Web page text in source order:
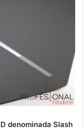
denominada Slash